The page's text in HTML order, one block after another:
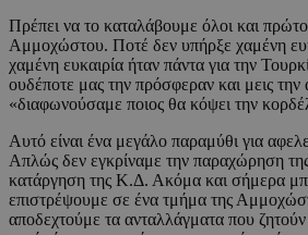
Πρέπει να το καταλάβουμε όλοι και
Αμμοχώστου. Ποτέ δεν υπήρξε χαμένη
χαμένη ευκαιρία ήταν πάντα για την
ουδέποτε μας την πρόσφεραν και μεις την
«διαφωνούσαμε ποιος θα κόψει την
Αυτό είναι ένα μεγάλο παραμύθι για
Απλώς δεν εγκρίναμε την παραχώρηση
κατάργηση της Κ.Δ. Ακόμα και σήμερα
επιστρέψουμε σε ένα τμήμα της
αποδεχτούμε τα ανταλλάγματα που